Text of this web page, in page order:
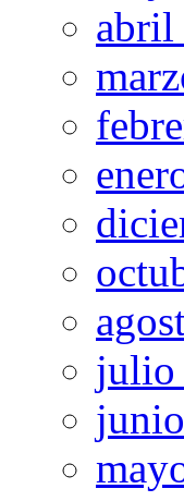
abril
julio